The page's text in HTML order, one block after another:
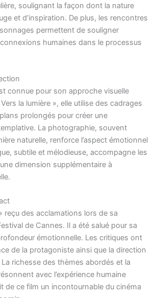
soulignant la façon dont la nature
et d’inspiration. De plus, les rencontres
permettent de souligner
humaines dans le processus
connue pour son approche visuelle
la lumière », elle utilise des cadrages
prolongés pour créer une
La photographie, souvent
naturelle, renforce l’aspect émotionnel
subtile et mélodieuse, accompagne les
dimension supplémentaire à
reçu des acclamations lors de sa
de Cannes. Il a été salué pour sa
émotionnelle. Les critiques ont
de la protagoniste ainsi que la direction
richesse des thèmes abordés et la
avec l’expérience humaine
de ce film un incontournable du cinéma